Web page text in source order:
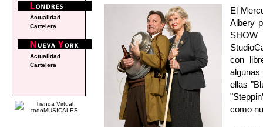
El
Albery
con
ellas
como
Actualidad
Cartelera
Actualidad
Cartelera